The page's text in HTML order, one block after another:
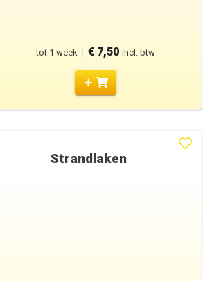
tot 1 week | € 7,50 incl. btw
Strandlaken